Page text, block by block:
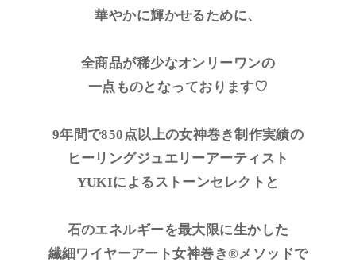
華やかに輝かせるために、
全商品が稀少なオンリーワンの
一点ものとなっております♡
9年間で850点以上の女神巻き制作実績の
ヒーリングジュエリーアーティスト
YUKIによるストーンセレクトと
石のエネルギーを最大限に生かした
繊細ワイヤーアート女神巻き®メソッドで